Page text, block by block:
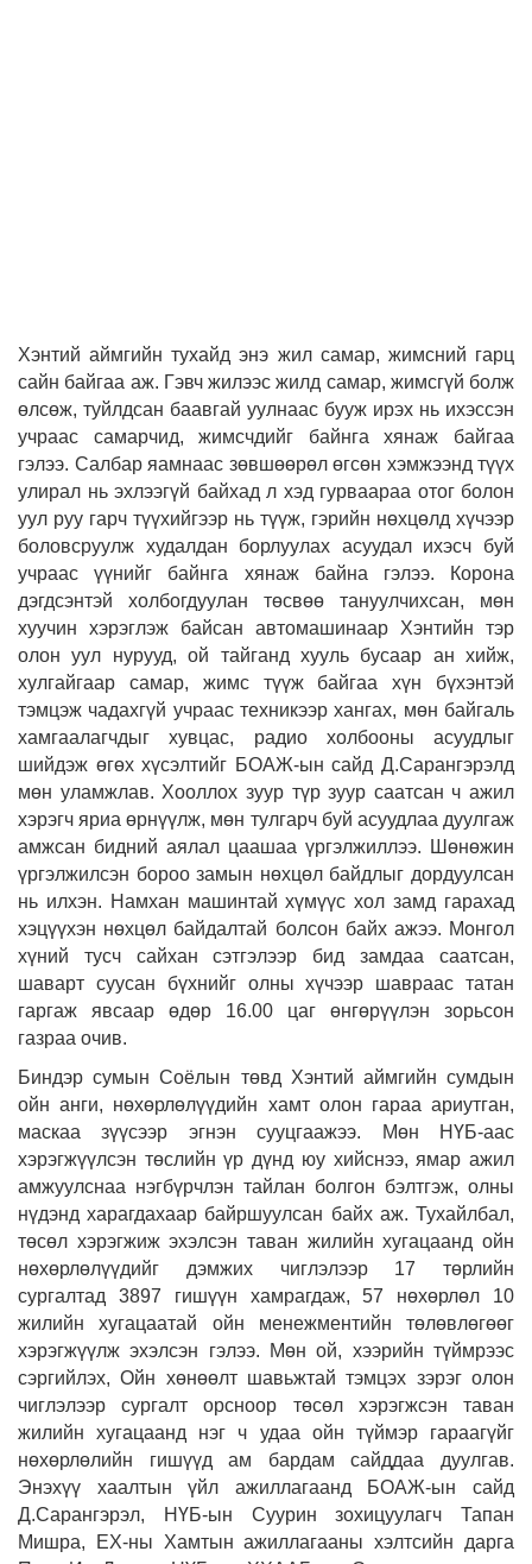
Хэнтий аймгийн тухайд энэ жил самар, жимсний гарц
сайн байгаа аж. Гэвч жилээс жилд самар, жимсгүй болж
өлсөж, туйлдсан баавгай уулнаас бууж ирэх нь ихэссэн
учраас самарчид, жимсчдийг байнга хянаж байгаа
гэлээ. Салбар яамнаас зөвшөөрөл өгсөн хэмжээнд түүх
улирал нь эхлээгүй байхад л хэд гурваараа отог болон
уул руу гарч түүхийгээр нь түүж, гэрийн нөхцөлд хүчээр
боловсруулж худалдан борлуулах асуудал ихэсч буй
учраас үүнийг байнга хянаж байна гэлээ. Корона
дэгдсэнтэй холбогдуулан төсвөө тануулчихсан, мөн
хуучин хэрэглэж байсан автомашинаар Хэнтийн тэр
олон уул нурууд, ой тайганд хууль бусаар ан хийж,
хулгайгаар самар, жимс түүж байгаа хүн бүхэнтэй
тэмцэж чадахгүй учраас техникээр хангах, мөн байгаль
хамгаалагчдыг хувцас, радио холбооны асуудлыг
шийдэж өгөх хүсэлтийг БОАЖ-ын сайд Д.Сарангэрэлд
мөн уламжлав. Хооллох зуур түр зуур саатсан ч ажил
хэрэгч яриа өрнүүлж, мөн тулгарч буй асуудлаа дуулгаж
амжсан бидний аялал цаашаа үргэлжиллээ. Шөнөжин
үргэлжилсэн бороо замын нөхцөл байдлыг дордуулсан
нь илхэн. Намхан машинтай хүмүүс хол замд гарахад
хэцүүхэн нөхцөл байдалтай болсон байх ажээ. Монгол
хүний тусч сайхан сэтгэлээр бид замдаа саатсан,
шаварт суусан бүхнийг олны хүчээр шавраас татан
гаргаж явсаар өдөр 16.00 цаг өнгөрүүлэн зорьсон
газраа очив.
Биндэр сумын Соёлын төвд Хэнтий аймгийн сумдын
ойн анги, нөхөрлөлүүдийн хамт олон гараа ариутган,
маскаа зүүсээр эгнэн сууцгаажээ. Мөн НҮБ-аас
хэрэгжүүлсэн төслийн үр дүнд юу хийснээ, ямар ажил
амжуулснаа нэгбүрчлэн тайлан болгон бэлтгэж, олны
нүдэнд харагдахаар байршуулсан байх аж. Тухайлбал,
төсөл хэрэгжиж эхэлсэн таван жилийн хугацаанд ойн
нөхөрлөлүүдийг дэмжих чиглэлээр 17 төрлийн
сургалтад 3897 гишүүн хамрагдаж, 57 нөхөрлөл 10
жилийн хугацаатай ойн менежментийн төлөвлөгөөг
хэрэгжүүлж эхэлсэн гэлээ. Мөн ой, хээрийн түймрээс
сэргийлэх, Ойн хөнөөлт шавьжтай тэмцэх зэрэг олон
чиглэлээр сургалт орсноор төсөл хэрэгжсэн таван
жилийн хугацаанд нэг ч удаа ойн түймэр гараагүйг
нөхөрлөлийн гишүүд ам бардам сайддаа дуулгав.
Энэхүү хаалтын үйл ажиллагаанд БОАЖ-ын сайд
Д.Сарангэрэл, НҮБ-ын Суурин зохицуулагч Тапан
Мишра, ЕХ-ны Хамтын ажиллагааны хэлтсийн дарга